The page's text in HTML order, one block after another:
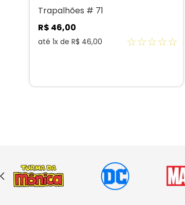
Trapalhões # 71
R$ 46,00
até 1x de R$ 46,00 ☆☆☆☆☆